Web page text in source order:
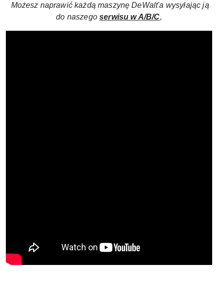
Możesz naprawić każdą maszynę DeWalt'a wysyłając ją
do naszegoserwisu w A/B/C,